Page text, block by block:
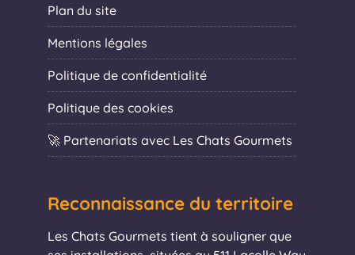
Plan du site
Mentions légales
Politique de confidentialité
Politique des cookies
🚀 Partenariats avec Les Chats Gourmets
Reconnaissance du territoire
Les Chats Gourmets tient à souligner que